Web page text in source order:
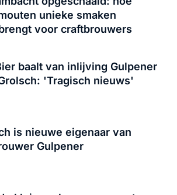
unieke smaken
voor craftbrouwers
baalt van inlijving Gulpener
'Tragisch nieuws'
is nieuwe eigenaar van
Gulpener